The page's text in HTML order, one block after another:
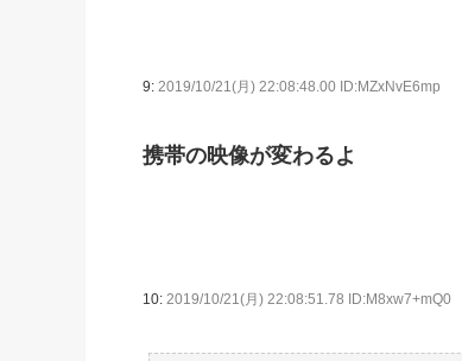
9: 2019/10/21(月) 22:08:48.00 ID:MZxNvE6mp
携帯の映像が変わるよ
10: 2019/10/21(月) 22:08:51.78 ID:M8xw7+mQ0